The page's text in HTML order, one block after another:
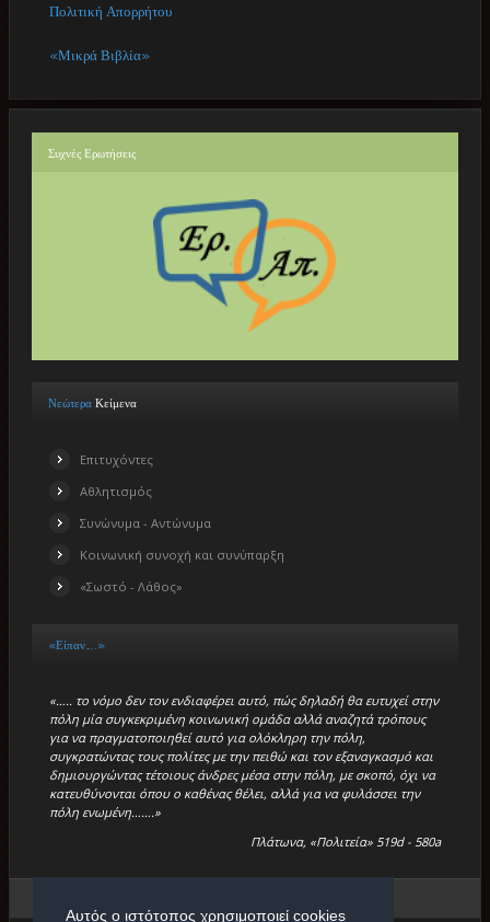
Πολιτική Απορρήτου
«Μικρά Βιβλία»
Συχνές Ερωτήσεις
Νεώτερα Κείμενα
Επιτυχόντες
Αθλητισμός
Συνώνυμα - Αντώνυμα
Κοινωνική συνοχή και συνύπαρξη
«Σωστό - Λάθος»
«Είπαν…..»
«….. το νόμο δεν τον ενδιαφέρει αυτό, πώς δηλαδή θα ευτυχεί στην
πόλη μία συγκεκριμένη κοινωνική ομάδα αλλά αναζητά τρόπους
για να πραγματοποιηθεί αυτό για ολόκληρη την πόλη,
συγκρατώντας τους πολίτες με την πειθώ και τον εξαναγκασμό και
δημιουργώντας τέτοιους άνδρες μέσα στην πόλη, με σκοπό, όχι να
κατευθύνονται όπου ο καθένας θέλει, αλλά για να φυλάσσει την
πόλη ενωμένη…….»
Πλάτωνα, «Πολιτεία» 519d - 580a
Αυτός ο ιστότοπος χρησιμοποιεί cookies